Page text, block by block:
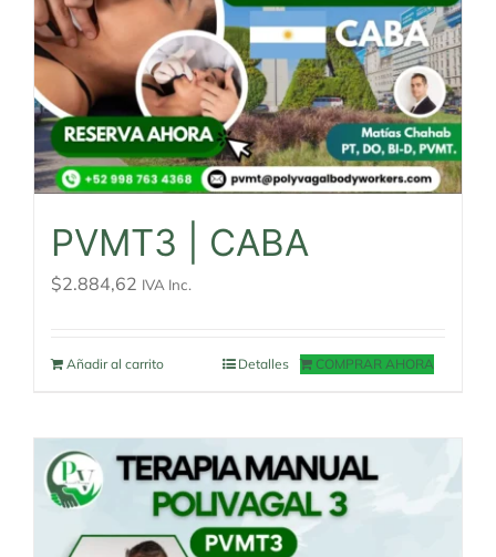
PVMT3 | CABA
$2.884,62 IVA Inc.
Añadir al carrito COMPRAR AHORA
Detalles